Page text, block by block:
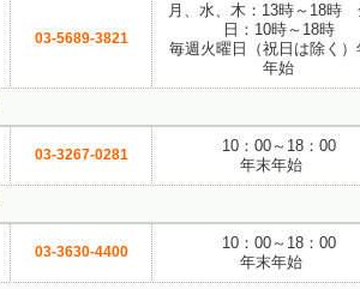
03-5689-3821
月、水、木：13時～18時
日：10時～18時
毎週火曜日（祝日は除く）
年始
03-3267-0281
10：00～18：00
年末年始
03-3630-4400
10：00～18：00
年末年始